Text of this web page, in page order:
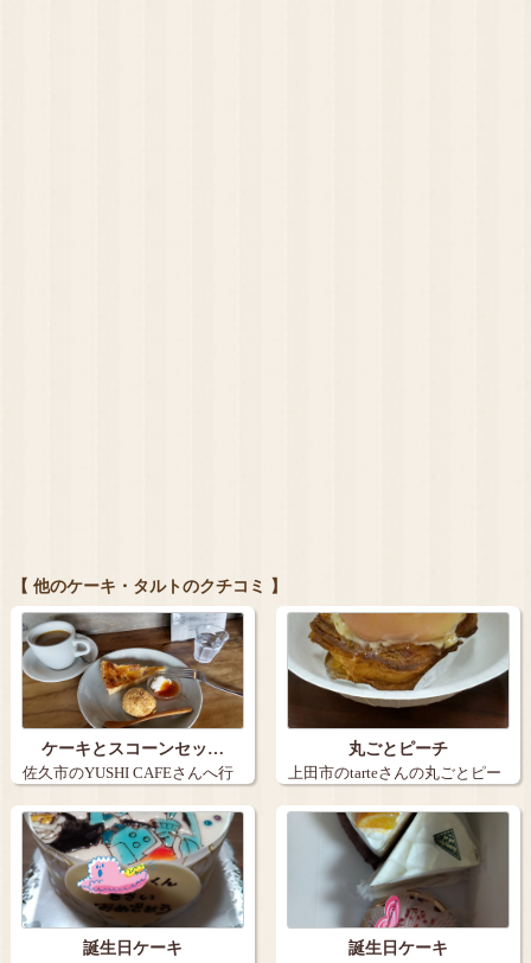
【 他のケーキ・タルトのクチコミ 】
ケーキとスコーンセッ…
佐久市のYUSHI CAFEさんへ行
きま…
丸ごとピーチ
上田市のtarteさんの丸ごとピー
チ。９…
誕生日ケーキ 誕生日ケーキ